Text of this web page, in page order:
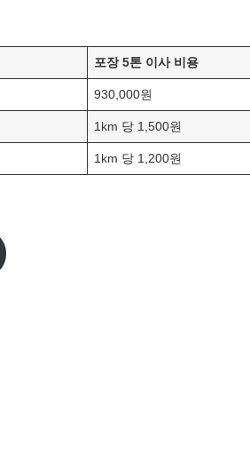
포장 5톤 이사 비용
930,000원
1km 당 1,500원
1km 당 1,200원